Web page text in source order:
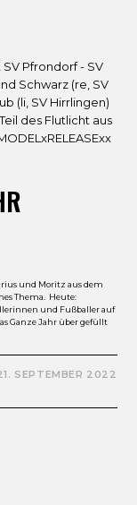
SV Pfrondorf - SV
Schwarz (re, SV
(li, SV Hirrlingen)
des Flutlicht aus
und Moritz aus dem
Thema. Heute:
und Fußballer auf
Ganze Jahr über gefüllt
SEPTEMBER 2022